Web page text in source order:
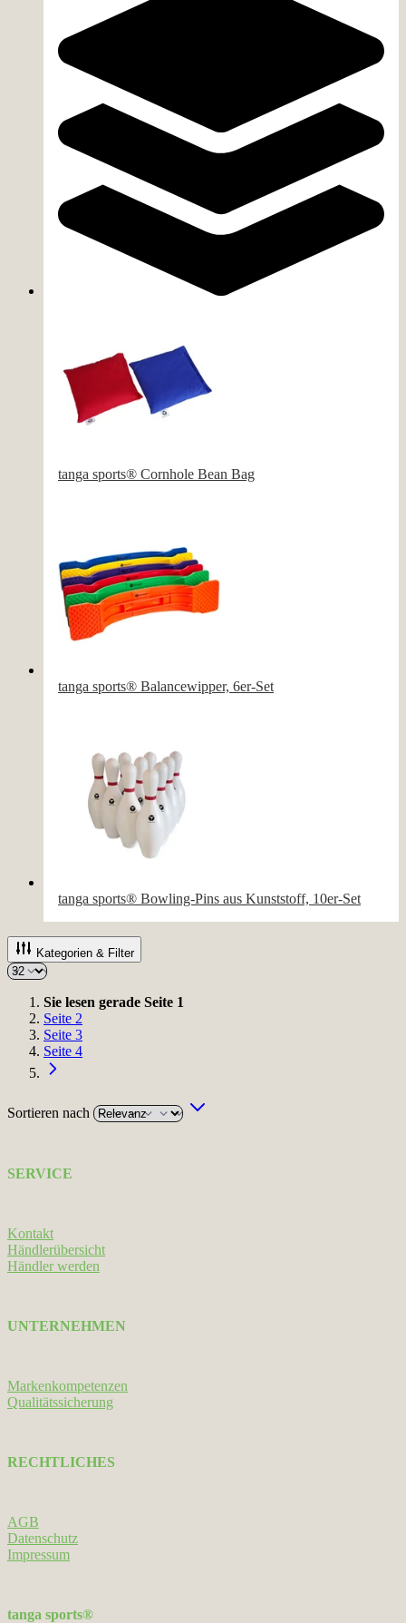
tanga sports® Cornhole Bean Bag
tanga sports® Balancewipper, 6er-Set
tanga sports® Bowling-Pins aus Kunststoff, 10er-Set
Kategorien & Filter
Sie lesen gerade Seite 1
Seite 2
Seite 3
Seite 4
Sortieren nach
SERVICE
Kontakt
Händlerübersicht
Händler werden
UNTERNEHMEN
Markenkompetenzen
Qualitätssicherung
RECHTLICHES
AGB
Datenschutz
Impressum
tanga sports®